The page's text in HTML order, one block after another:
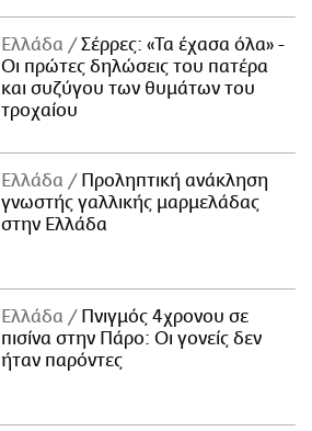
Ελλάδα
Σέρρες: «Τα έχασα όλα» -
Οι πρώτες δηλώσεις του πατέρα
και συζύγου των θυμάτων του
τροχαίου
Ελλάδα
Προληπτική ανάκληση
γνωστής γαλλικής μαρμελάδας
στην Ελλάδα
Ελλάδα
Πνιγμός 4χρονου σε
πισίνα στην Πάρο: Οι γονείς δεν
ήταν παρόντες